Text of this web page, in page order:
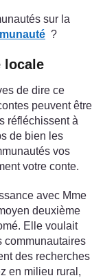
sur la
?
locale
de dire ce
peuvent être
réfléchissent à
de bien les
vos
votre conte.
avec Mme
deuxième
Elle voulait
communautaires
des recherches
en milieu rural,